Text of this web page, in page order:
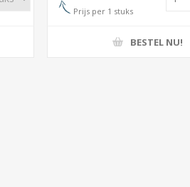
Prijs per 1 stuks
BESTEL NU!